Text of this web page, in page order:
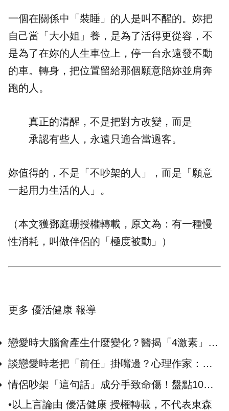
一個在關係中「裝睡」的人是叫不醒的。妳把
自己當「大小姐」養，是為了活得更從容，不
是為了在妳的人生車位上，停一台永遠發不動
的車。轉身，把位置留給那個願意陪妳並肩奔
跑的人。
真正的清醒，不是把對方改變，而是
承認有些人，永遠只適合當過客。
妳值得的，不是「不吵架的人」，而是「願意
一起用力生活的人」。
（本文獲鄧庭珊授權轉載，原文為： 有一種慢
性消耗，叫做伴侶的「極度被動」
）
更多 優活健康 報導
戀愛時大腦會產生什麼變化？醫揭「4激素」狂
分泌：真愛出現在熱戀後
談戀愛時老把「前任」掛嘴邊？心理作家：抱
持「1心態」超級傷感情
情侶吵架「這句話」成分手致命傷！盤點10個
吵架後「不該做的事」
•以上言論由 優活健康 授權轉載，不代表東森